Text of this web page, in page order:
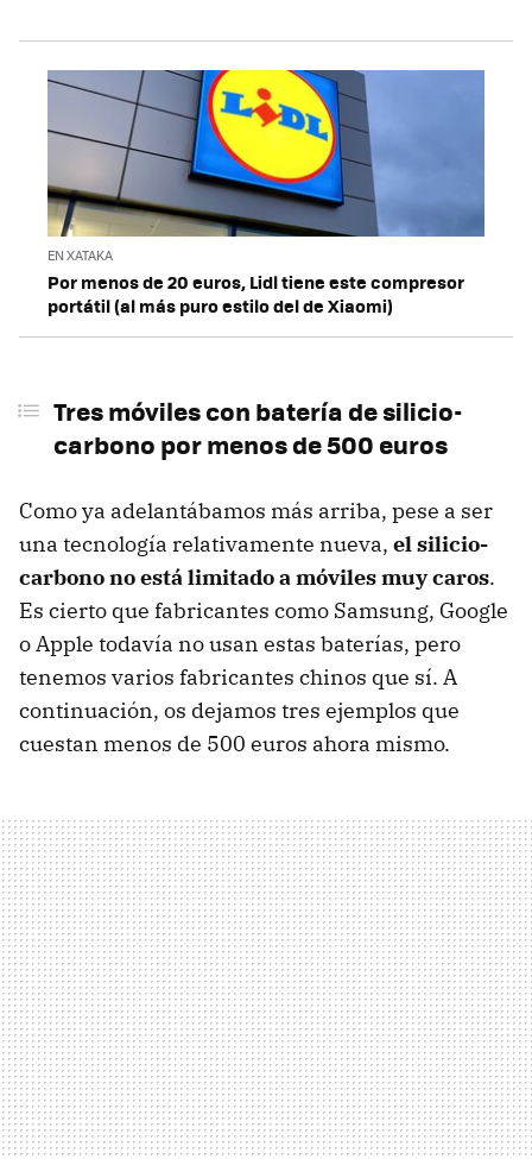
EN XATAKA
Por menos de 20 euros, Lidl tiene este compresor
portátil (al más puro estilo del de Xiaomi)
Tres móviles con batería de silicio-
carbono por menos de 500 euros
Como ya adelantábamos más arriba, pese a ser
una tecnología relativamente nueva, el silicio-
carbono no está limitado a móviles muy caros.
Es cierto que fabricantes como Samsung, Google
o Apple todavía no usan estas baterías, pero
tenemos varios fabricantes chinos que sí. A
continuación, os dejamos tres ejemplos que
cuestan menos de 500 euros ahora mismo.